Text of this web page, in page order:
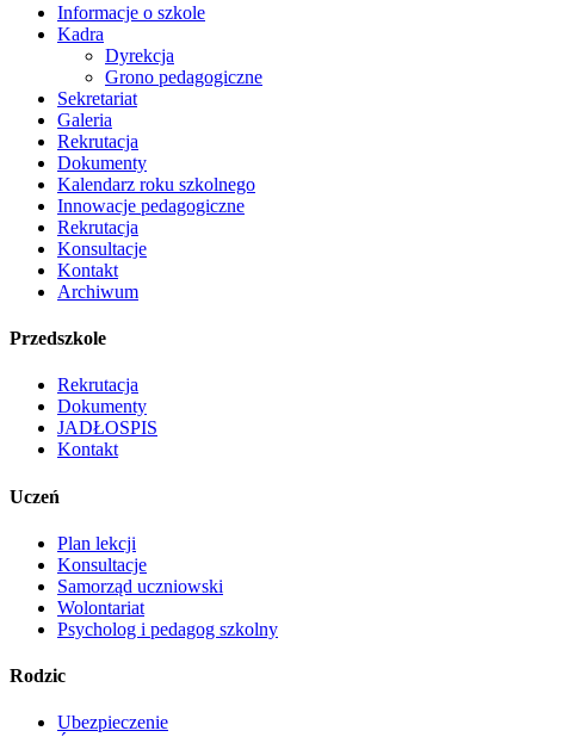
Informacje o szkole
Kadra
Dyrekcja
Grono pedagogiczne
Sekretariat
Galeria
Rekrutacja
Dokumenty
Kalendarz roku szkolnego
Innowacje pedagogiczne
Rekrutacja
Konsultacje
Kontakt
Archiwum
Przedszkole
Rekrutacja
Dokumenty
JADŁOSPIS
Kontakt
Uczeń
Plan lekcji
Konsultacje
Samorząd uczniowski
Wolontariat
Psycholog i pedagog szkolny
Rodzic
Ubezpieczenie